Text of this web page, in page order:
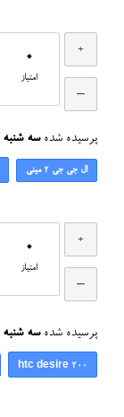
0
امتیاز
پرسیده شده سه شنبه ۳ تیر ۱۳۹۳
ال جی جی ۲ مینی
0
امتیاز
پرسیده شده سه شنبه ۳ تیر ۱۳۹۳
htc desire 200